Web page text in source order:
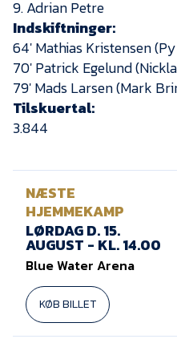
9. Adrian Petre
Indskiftninger:
64′ Mathias Kristensen
70′ Patrick Egelund
79′ Mads Larsen (Mark
Tilskuertal:
3.844
NÆSTE
HJEMMEKAMP
LØRDAG D. 15.
AUGUST - KL. 14.00
Blue Water Arena
KØB BILLET